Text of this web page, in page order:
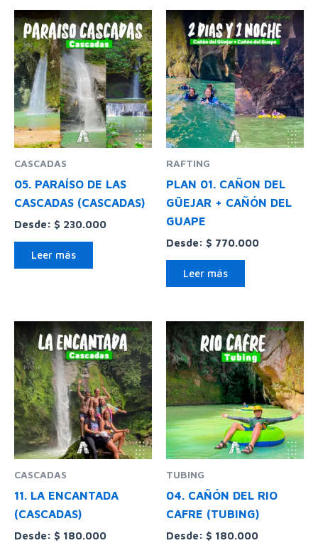
CASCADAS
05. PARAÍSO DE LAS
CASCADAS (CASCADAS)
Desde: $ 230.000
Leer más
RAFTING
PLAN 01. CAÑON DEL
GÜEJAR + CAÑÓN DEL
GUAPE
Desde: $ 770.000
Leer más
CASCADAS
11. LA ENCANTADA
(CASCADAS)
Desde: $ 180.000
TUBING
04. CAÑÓN DEL RIO
CAFRE (TUBING)
Desde: $ 180.000